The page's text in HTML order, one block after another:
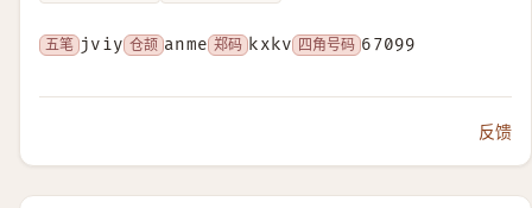
五笔 jviy 仓颉 anme 郑码 kxkv 四角号码 67099
反馈